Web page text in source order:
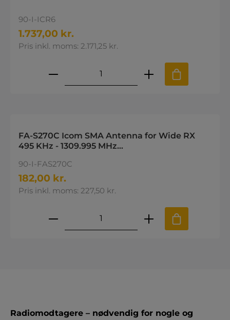
90-I-ICR6
1.737,00 kr.
Pris inkl. moms: 2.171,25 kr.
Produktmængde: Indtast den
FA-S270C Icom SMA Antenna for Wide RX
495 KHz - 1309.995 MHz
90-I-FAS270C
182,00 kr.
Pris inkl. moms: 227,50 kr.
Produktmængde: Indtast den
Radiomodtagere – nødvendig for nogle og